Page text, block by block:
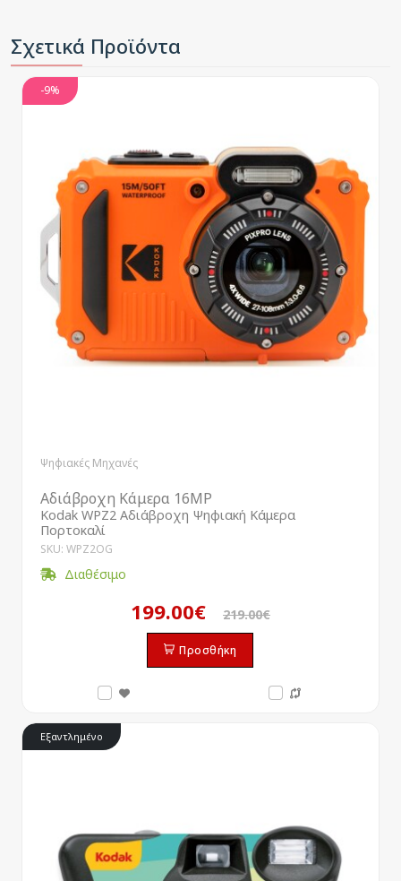
Σχετικά Προϊόντα
-9%
Ψηφιακές Μηχανές
Αδιάβροχη Κάμερα 16MP
Kodak WPZ2 Αδιάβροχη Ψηφιακή Κάμερα
Πορτοκαλί
SKU: WPZ2OG
Διαθέσιμο
199.00€ 219.00€
Προσθήκη
Εξαντλημένο